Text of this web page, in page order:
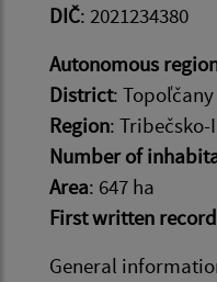
DIČ: 2021234380
Autonomous
District: Topoľčany
Region:
Number of
Area: 647 ha
First written
General